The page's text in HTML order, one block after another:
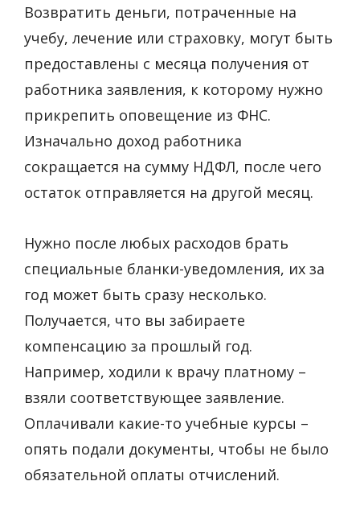
Возвратить деньги, потраченные на
учебу, лечение или страховку, могут быть
предоставлены с месяца получения от
работника заявления, к которому нужно
прикрепить оповещение из ФНС.
Изначально доход работника
сокращается на сумму НДФЛ, после чего
остаток отправляется на другой месяц.
Нужно после любых расходов брать
специальные бланки-уведомления, их за
год может быть сразу несколько.
Получается, что вы забираете
компенсацию за прошлый год.
Например, ходили к врачу платному –
взяли соответствующее заявление.
Оплачивали какие-то учебные курсы –
опять подали документы, чтобы не было
обязательной оплаты отчислений.